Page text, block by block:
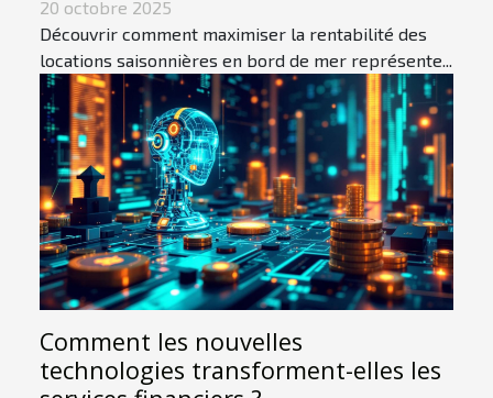
20 octobre 2025
Découvrir comment maximiser la rentabilité des
locations saisonnières en bord de mer représente...
Comment les nouvelles
technologies transforment-elles les